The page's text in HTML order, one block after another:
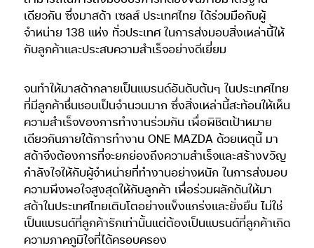
เดียวกัน ซึ่งมาสด้า เซลส์ ประเทศไทย ได้ร่วมมือกับผู้
จำหน่าย 138 แห่ง ทั่วประเทศ ในการส่งมอบสิ่งเหล่านี้ให้
กับลูกค้าและประสบความสำเร็จอย่างดีเยี่ยม
จนทำให้มาสด้ากลายเป็นแบรนด์อันดับต้นๆ ในประเทศไทย
ที่มีลูกค้าชื่นชอบเป็นจำนวนมาก ซึ่งสิ่งเหล่านี้สะท้อนให้เห็น
ความสำเร็จของการทำงานร่วมกัน เพื่อพิชิตเป้าหมาย
เดียวกันภายใต้การทำงาน ONE MAZDA ด้วยเหตุนี้ มา
สด้าจึงต้องการที่จะยกย่องถึงความสำเร็จและสร้างขวัญ
กำลังใจให้กับผู้จำหน่ายที่ทำงานอย่างหนัก ในการส่งมอบ
ความพึงพอใจสูงสุดให้กับลูกค้า เพื่อร่วมผลักดันให้มา
สด้าในประเทศไทยเติบโตอย่างแข็งแกร่งและยั่งยืน ไม่ใช่
เป็นแบรนด์ที่ลูกค้ารักเท่านั้นแต่ต้องเป็นแบรนด์ที่ลูกค้าเกิด
ความภาคภูมิใจที่ได้ครอบครอง